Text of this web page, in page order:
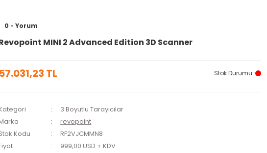
0 - Yorum
MINI 2 Advanced Edition 3D Scanner
57.031,23 TL Stok Durumu :
3 Boyutlu Tarayıcılar
revopoint
Kodu
RF2VJCMMN8
999,00 USD + KDV